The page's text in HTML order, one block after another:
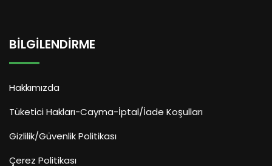
BILGILENDIRME
Hakkımızda
Tüketici Hakları-Cayma-İptal/İade Koşulları
Gizlilik/Güvenlik Politikası
Çerez Politikası